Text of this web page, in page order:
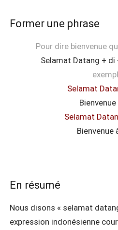
Former une phrase
Pour dire bienvenue
Selamat Datang + di
Selamat
Bienvenue
Selamat
Bienvenue
En résumé
Nous disons « selamat
expression indonésienne